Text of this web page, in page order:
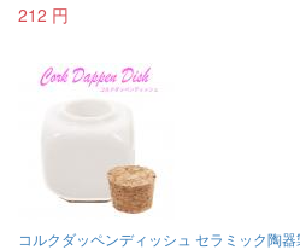
212 円
コルクダッペンディッシュ セラミック陶